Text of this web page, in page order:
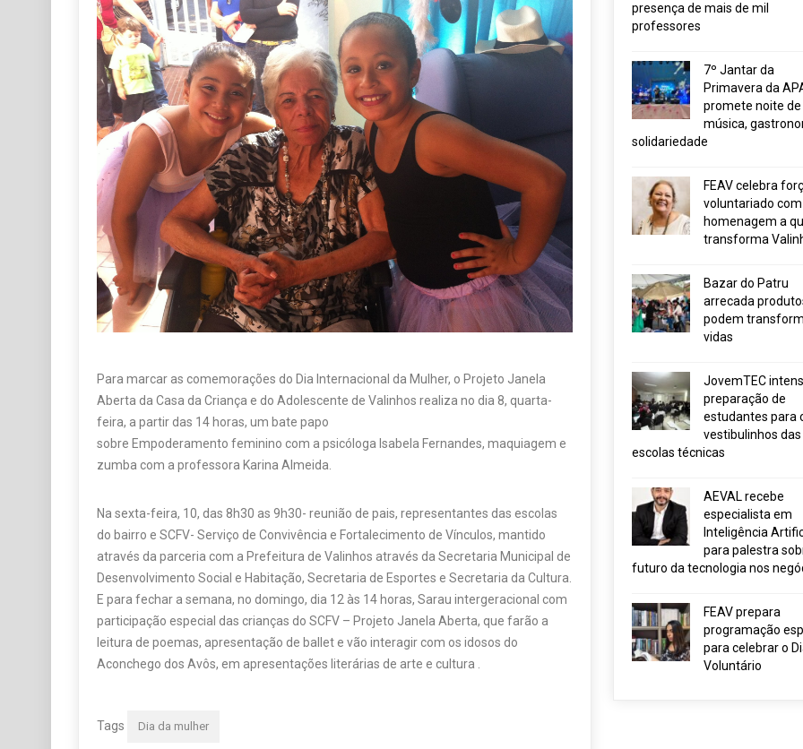
Para marcar as comemorações do Dia Internacional da Mulher, o Projeto Janela
Aberta da Casa da Criança e do Adolescente de Valinhos realiza no dia 8, quarta-
feira, a partir das 14 horas, um bate papo
sobre Empoderamento feminino com a psicóloga Isabela Fernandes, maquiagem e
zumba com a professora Karina Almeida.
Na sexta-feira, 10, das 8h30 as 9h30- reunião de pais, representantes das escolas
do bairro e SCFV- Serviço de Convivência e Fortalecimento de Vínculos, mantido
através da parceria com a Prefeitura de Valinhos através da Secretaria Municipal de
Desenvolvimento Social e Habitação, Secretaria de Esportes e Secretaria da Cultura.
E para fechar a semana, no domingo, dia 12 às 14 horas, Sarau intergeracional com
participação especial das crianças do SCFV – Projeto Janela Aberta, que farão a
leitura de poemas, apresentação de ballet e vão interagir com os idosos do
Aconchego dos Avôs, em apresentações literárias de arte e cultura .
Tags Dia da mulher
presença de mais de mil
professores
7º Jantar da
Primavera da
promete noite de
música,
solidariedade
FEAV celebra
voluntariado com
homenagem a
transforma
Bazar do Patru
arrecada
podem
vidas
JovemTEC
preparação de
estudantes para
vestibulinhos das
escolas técnicas
AEVAL recebe
especialista em
Inteligência
para palestra
futuro da tecnologia nos
FEAV prepara
programação
para celebrar o
Voluntário